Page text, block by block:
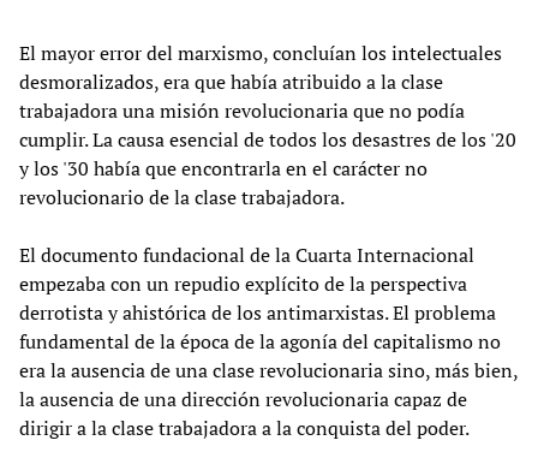
El mayor error del marxismo, concluían los intelectuales
desmoralizados, era que había atribuido a la clase
trabajadora una misión revolucionaria que no podía
cumplir. La causa esencial de todos los desastres de los '20
y los '30 había que encontrarla en el carácter no
revolucionario de la clase trabajadora.
El documento fundacional de la Cuarta Internacional
empezaba con un repudio explícito de la perspectiva
derrotista y ahistórica de los antimarxistas. El problema
fundamental de la época de la agonía del capitalismo no
era la ausencia de una clase revolucionaria sino, más bien,
la ausencia de una dirección revolucionaria capaz de
dirigir a la clase trabajadora a la conquista del poder.